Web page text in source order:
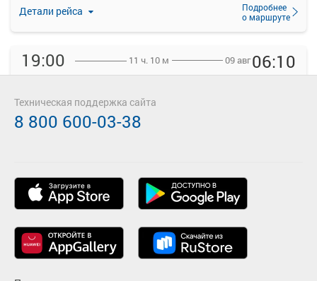
Детали рейса
Подробнее
о маршруте
19:00
Усть-Ишим
11 ч. 10 м 09 авг06:10
Омск АВ
2494.8 руб.
36 свободных мест
Техническая поддержка сайта
8 800 600-03-38